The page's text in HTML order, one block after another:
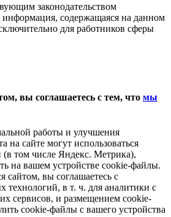
законодательством
содержащаяся на данном
для работников сферы
вы соглашаетесь с тем, что мы
работы и улучшения
на сайте могут использоваться
(в том числе Яндекс. Метрика),
на вашем устройстве cookie-файлы.
сайтом, вы соглашаетесь с
технологий, в т. ч. для аналитики с
сервисов, и размещением cookie-
cookie-файлы с вашего устройства